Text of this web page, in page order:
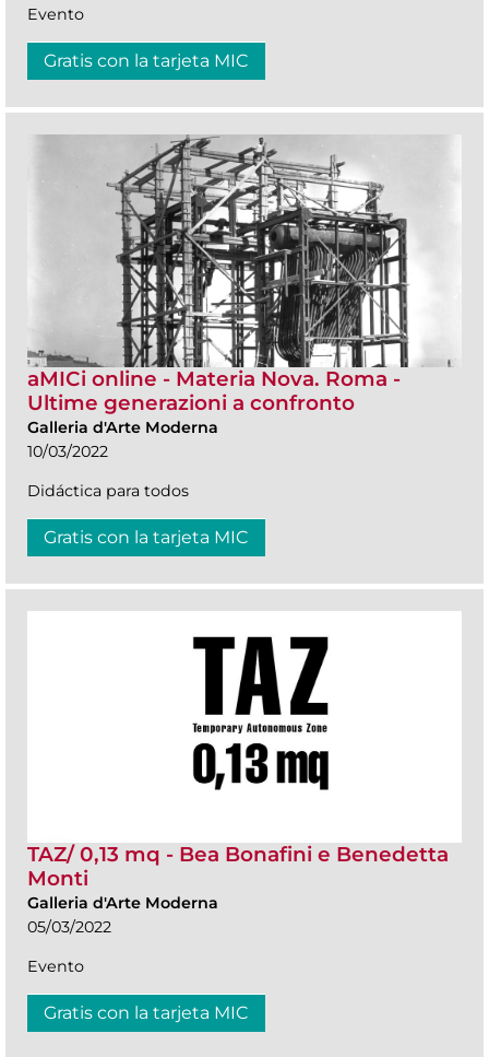
Evento
Gratis con la tarjeta MIC
aMICi online - Materia Nova. Roma -
Ultime generazioni a confronto
Galleria d'Arte Moderna
10/03/2022
Didáctica para todos
Gratis con la tarjeta MIC
TAZ/ 0,13 mq - Bea Bonafini e Benedetta
Monti
Galleria d'Arte Moderna
05/03/2022
Evento
Gratis con la tarjeta MIC